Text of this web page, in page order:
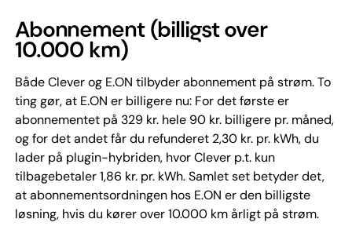
Abonnement (billigst over
10.000 km)
Både Clever og E.ON tilbyder abonnement på strøm. To
ting gør, at E.ON er billigere nu: For det første er
abonnementet på 329 kr. hele 90 kr. billigere pr. måned,
og for det andet får du refunderet 2,30 kr. pr. kWh, du
lader på plugin-hybriden, hvor Clever p.t. kun
tilbagebetaler 1,86 kr. pr. kWh. Samlet set betyder det,
at abonnementsordningen hos E.ON er den billigste
løsning, hvis du kører over 10.000 km årligt på strøm.